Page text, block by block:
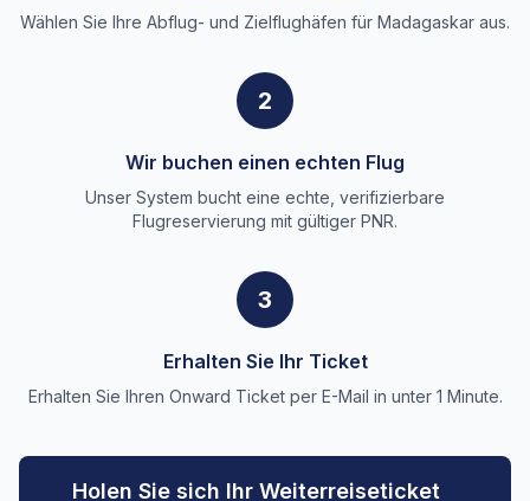
Wählen Sie Ihre Abflug- und Zielflughäfen für Madagaskar aus.
2
Wir buchen einen echten Flug
Unser System bucht eine echte, verifizierbare
Flugreservierung mit gültiger PNR.
3
Erhalten Sie Ihr Ticket
Erhalten Sie Ihren Onward Ticket per E-Mail in unter 1 Minute.
Holen Sie sich Ihr Weiterreiseticket